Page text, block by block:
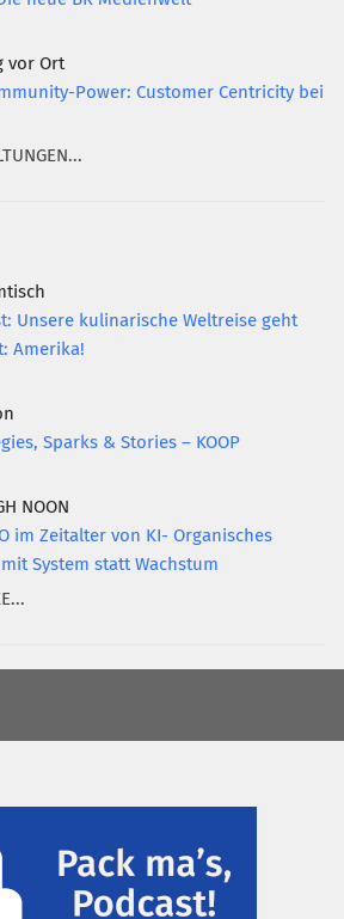
vor Ort
Power: Customer Centricity bei
Unsere kulinarische Weltreise geht
Amerika!
Sparks & Stories – KOOP
NOON
im Zeitalter von KI- Organisches
System statt Wachstum